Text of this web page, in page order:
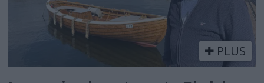
PLUS